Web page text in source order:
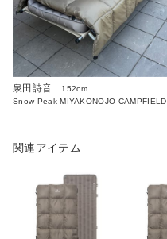
泉田詩音
152cm
Snow Peak MIYAKONOJO CAMPFIELD
関連アイテム